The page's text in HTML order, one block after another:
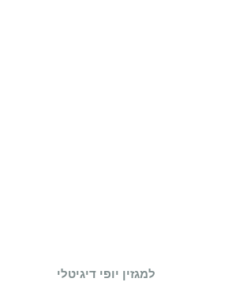
למגזין יופי דיגיטלי